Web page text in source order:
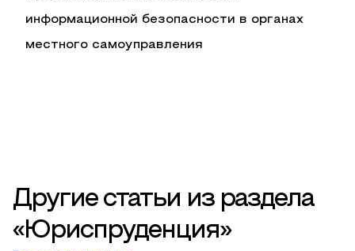
информационной безопасности в органах
местного самоуправления
Другие статьи из раздела
«Юриспруденция»